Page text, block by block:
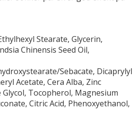
Stearate, Glycerin,
Chinensis Seed Oil,
Sebacate, Dicaprylyl
Acetate, Cera Alba, Zinc
Tocopherol, Magnesium
Citric Acid, Phenoxyethanol,